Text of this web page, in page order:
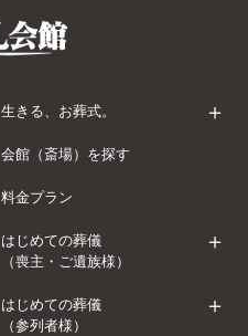
生きる、お葬式。
会館（斎場）を探す
料金プラン
はじめての葬儀
（喪主・ご遺族様）
はじめての葬儀
（参列者様）